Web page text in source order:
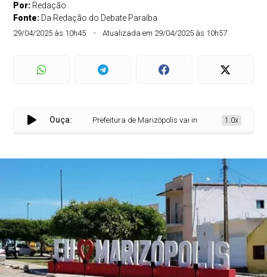
Por: Redação
Fonte: Da Redação do Debate Paraíba
29/04/2025 às 10h45 Atualizada em 29/04/2025 às 10h57
Ouça: Prefeitura de Marizópolis vai investir R$ 852 mil para
1.0x